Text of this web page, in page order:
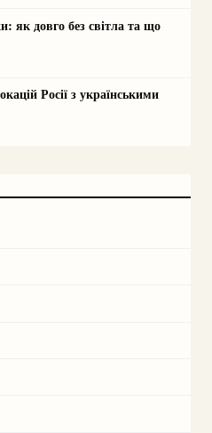
як довго без світла та що
Росії з українськими